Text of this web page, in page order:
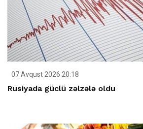
07 Avqust 2026 20:18
Rusiyada güclü zəlzələ oldu